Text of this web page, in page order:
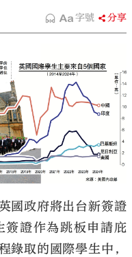
字號 分享
國政府將出台新簽證
簽證作為跳板申請庇
錄取的國際學生中，